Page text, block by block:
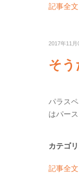
記事全
2017年11月
そう
パラス
はパー
カテゴ
記事全